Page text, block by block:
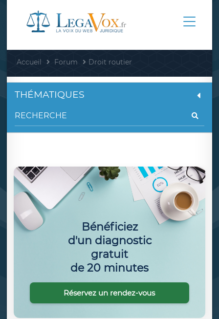
Accueil Forum Droit routier
THÉMATIQUES
Bénéficiez
d'un diagnostic
gratuit
de 20 minutes
Réservez un rendez-vous